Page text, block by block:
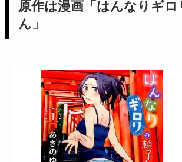
原作は漫画「はんなりギロ
ん」